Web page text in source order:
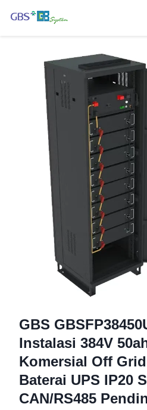
GBS
Instalasi 384V
Komersial Off
Baterai UPS IP20
CAN/RS485